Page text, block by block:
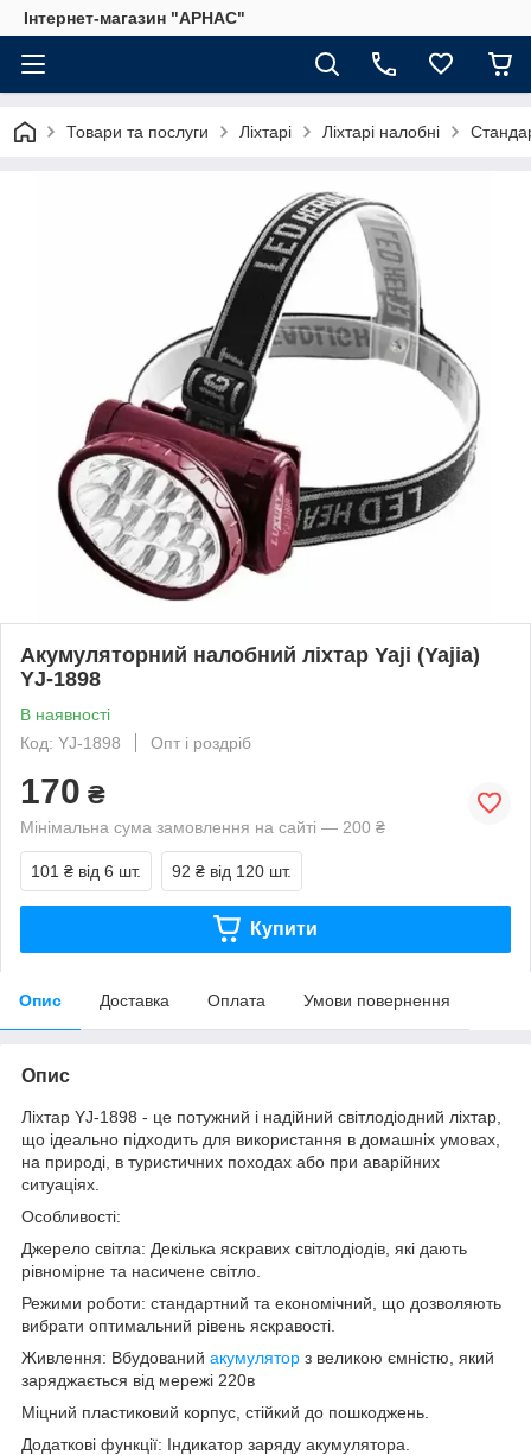
Інтернет-магазин "АРНАС"
Товари та послуги Ліхтарі Ліхтарі налобні
Акумуляторний налобний ліхтар Yaji (Yajia)
YJ-1898
В наявності
Код: YJ-1898
Опт і роздріб
170 ₴
Мінімальна сума замовлення на сайті — 200 ₴
101 ₴ від 6 шт. 92 ₴ від 120 шт.
Купити
Опис Доставка Оплата Умови повернення
Опис
Ліхтар YJ-1898 - це потужний і надійний світлодіодний ліхтар,
що ідеально підходить для використання в домашніх умовах,
на природі, в туристичних походах або при аварійних
ситуаціях.
Особливості:
Джерело світла: Декілька яскравих світлодіодів, які дають
рівномірне та насичене світло.
Режими роботи: стандартний та економічний, що дозволяють
вибрати оптимальний рівень яскравості.
Живлення: Вбудований акумулятор з великою ємністю, який
заряджається від мережі 220в
Міцний пластиковий корпус, стійкий до пошкоджень.
Додаткові функції: Індикатор заряду акумулятора.